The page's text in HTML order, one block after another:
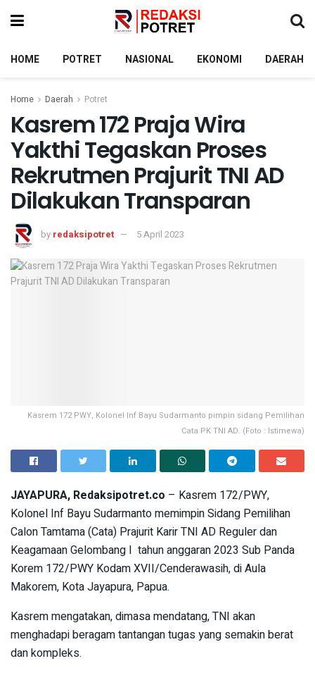
HOME POTRET NASIONAL EKONOMI DAERAH
Home Daerah Potret
Kasrem 172 Praja Wira
Yakthi Tegaskan Proses
Rekrutmen Prajurit TNI AD
Dilakukan Transparan
by redaksipotret 5 April 2023
Kasrem 172 PWY, Kolonel Inf Bayu Sudarmanto pimpin sidang Pemilihan
Cata PK TNI AD. (Foto : Istimewa)
JAYAPURA, Redaksipotret.co – Kasrem 172/PWY,
Kolonel Inf Bayu Sudarmanto memimpin Sidang Pemilihan
Calon Tamtama (Cata) Prajurit Karir TNI AD Reguler dan
Keagamaan Gelombang I tahun anggaran 2023 Sub Panda
Korem 172/PWY Kodam XVII/Cenderawasih, di Aula
Makorem, Kota Jayapura, Papua.
Kasrem mengatakan, dimasa mendatang, TNI akan
menghadapi beragam tantangan tugas yang semakin berat
dan kompleks.